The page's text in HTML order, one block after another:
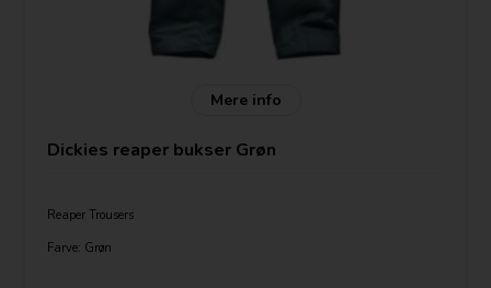
Mere info
Dickies reaper bukser Grøn
Reaper Trousers
Farve: Grøn